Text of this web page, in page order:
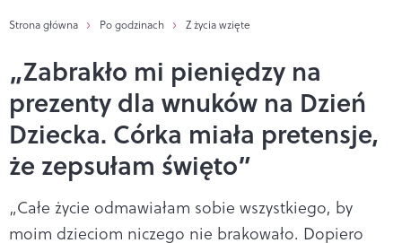
Strona główna Po godzinach Z życia wzięte
„Zabrakło mi pieniędzy na
prezenty dla wnuków na Dzień
Dziecka. Córka miała pretensje,
że zepsułam święto”
„Całe życie odmawiałam sobie wszystkiego, by
moim dzieciom niczego nie brakowało. Dopiero